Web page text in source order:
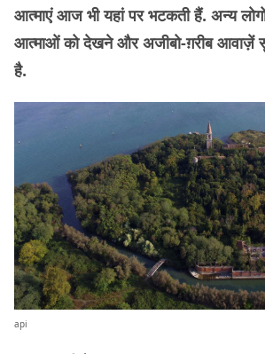
आत्माएं आज भी यहां पर भटकती हैं. अन्य लोगों
आत्माओं को देखने और अजीबो-ग़रीब आवाज़ें
है.
api